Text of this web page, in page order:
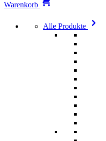
Warenkorb
Alle Produkte